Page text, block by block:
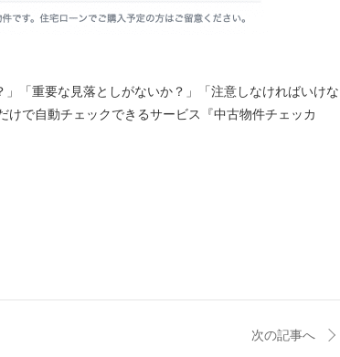
「重要な見落としがないか？」「注意しなければいけな
で自動チェックできるサービス『中古物件チェッカ
次の記事へ